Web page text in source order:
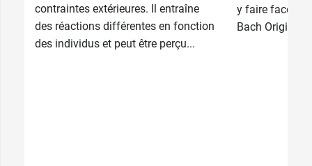
contraintes extérieures. Il entraîne
des réactions différentes en fonction
des individus et peut être perçu...
y faire face
Bach Original.